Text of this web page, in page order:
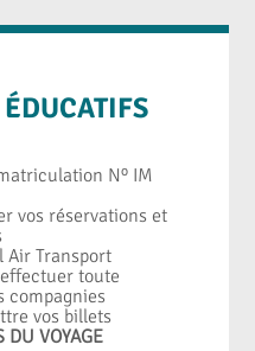
Nº IM
vos réservations et
Transport
toute
compagnies
vos billets
DU VOYAGE